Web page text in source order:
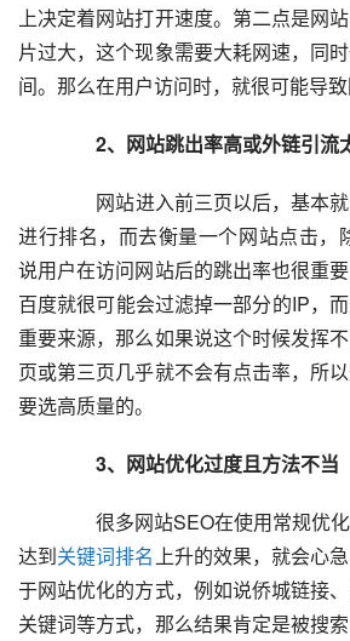
上决定着网站打开速度。第二点是网
片过大，这个现象需要大耗网速，同
2、网站跳出率高或外链引流
进行排名，而去衡量一个网站点击，
说用户在访问网站后的跳出率也很重要
百度就很可能会过滤掉一部分的IP，
重要来源，那么如果说这个时候发挥
页或第三页几乎就不会有点击率，所
要选高质量的。
3、网站优化过度且方法不当
达到关键词排名上升的效果，就会心
于网站优化的方式，例如说侨城链接
关键词等方式，那么结果肯定是被搜